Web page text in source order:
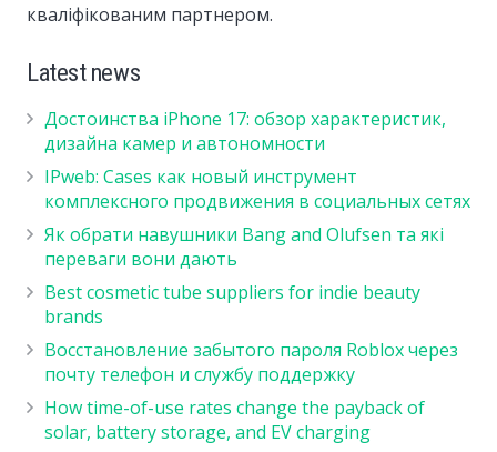
кваліфікованим партнером.
Latest news
Достоинства iPhone 17: обзор характеристик,
дизайна камер и автономности
IPweb: Cases как новый инструмент
комплексного продвижения в социальных сетях
Як обрати навушники Bang and Olufsen та які
переваги вони дають
Best cosmetic tube suppliers for indie beauty
brands
Восстановление забытого пароля Roblox через
почту телефон и службу поддержку
How time-of-use rates change the payback of
solar, battery storage, and EV charging